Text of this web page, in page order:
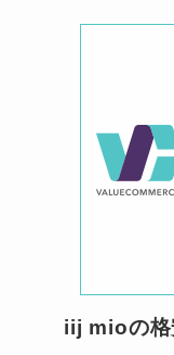
iij mioの格